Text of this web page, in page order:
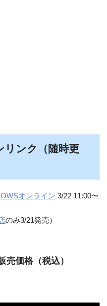
リンク（随時更
オンライン 3/22 11:00〜
のみ3/21発売）
売価格（税込）